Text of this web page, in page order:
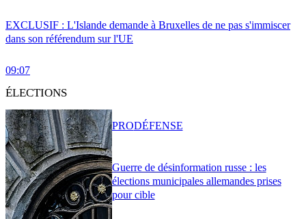
EXCLUSIF : L'Islande demande à Bruxelles de ne pas s'immiscer
dans son référendum sur l'UE
09:07
ÉLECTIONS
Guerre de désinformation russe : les
élections municipales allemandes prises
pour cible
PRODÉFENSE